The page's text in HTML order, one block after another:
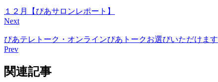
１２月【ぴあサロンレポート】
Next
ぴあテレトーク・オンラインぴあトークお選びいただけます
Prev
関連記事